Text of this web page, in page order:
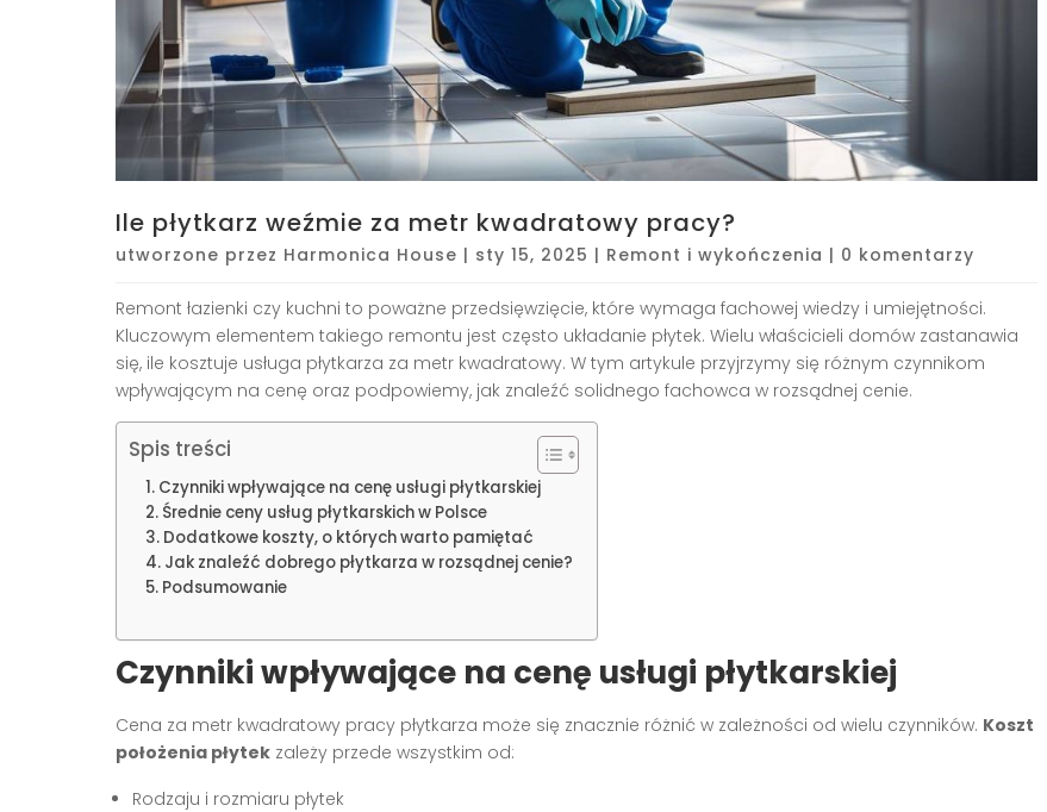
Ile płytkarz weźmie za metr kwadratowy pracy?
utworzone przez Harmonica House | sty 15, 2025 | Remont i wykończenia | 0 komentarzy
Remont łazienki czy kuchni to poważne przedsięwzięcie, które wymaga fachowej wiedzy i umiejętności.
Kluczowym elementem takiego remontu jest często układanie płytek. Wielu właścicieli domów zastanawia
się, ile kosztuje usługa płytkarza za metr kwadratowy. W tym artykule przyjrzymy się różnym czynnikom
wpływającym na cenę oraz podpowiemy, jak znaleźć solidnego fachowca w rozsądnej cenie.
Spis treści
Czynniki wpływające na cenę usługi płytkarskiej
Średnie ceny usług płytkarskich w Polsce
Dodatkowe koszty, o których warto pamiętać
Jak znaleźć dobrego płytkarza w rozsądnej cenie?
Podsumowanie
Czynniki wpływające na cenę usługi płytkarskiej
Cena za metr kwadratowy pracy płytkarza może się znacznie różnić w zależności od wielu czynników. Koszt
położenia płytek zależy przede wszystkim od:
Rodzaju i rozmiaru płytek